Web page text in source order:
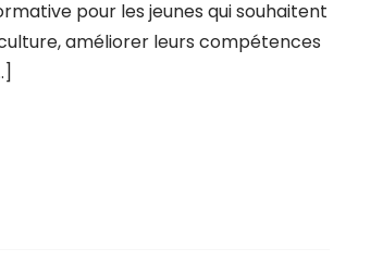
pour les jeunes qui souhaitent
améliorer leurs compétences